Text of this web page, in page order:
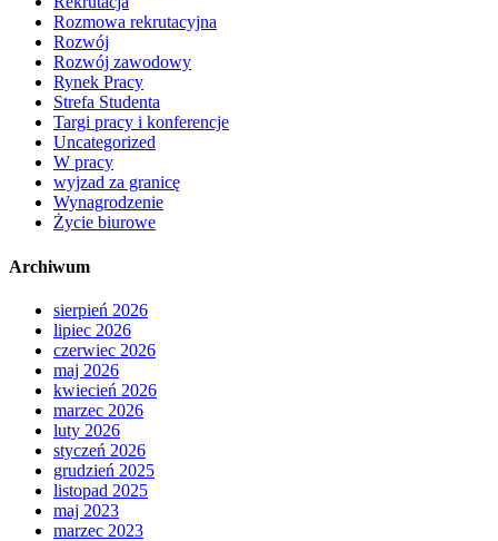
Rozmowa rekrutacyjna
Rozwój
Rozwój zawodowy
Rynek Pracy
Strefa Studenta
Targi pracy i konferencje
Uncategorized
W pracy
wyjzad za granicę
Wynagrodzenie
Życie biurowe
Archiwum
sierpień 2026
lipiec 2026
czerwiec 2026
maj 2026
kwiecień 2026
marzec 2026
luty 2026
styczeń 2026
grudzień 2025
listopad 2025
maj 2023
marzec 2023